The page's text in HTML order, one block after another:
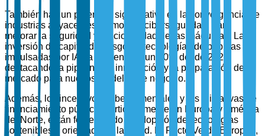
También hay un potencial significativo en la convergencia de
industrias adyacentes, como IA y ciberseguridad, para
mejorar la seguridad y funcionalidad de las máquinas. La
inversión de capital de riesgo en tecnologías de bebidas
impulsadas por IA ha aumentado un 60% desde 2022,
destacando la pipeline de innovación y la preparación del
mercado para nuevos modelos de negocio.
Además, los incentivos gubernamentales y las iniciativas de
financiamiento público, particularmente en Europa y América
del Norte, están fomentando la adopción de tecnologías
sostenibles y orientadas a la salud. El Pacto Verde Europeo,